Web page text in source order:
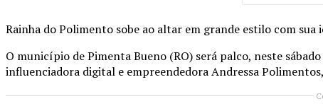
Rainha do Polimento sobe ao altar em grande estilo com sua
O município de Pimenta Bueno (RO) será palco, neste
influenciadora digital e empreendedora Andressa